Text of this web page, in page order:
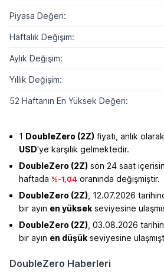
Piyasa Değeri:
Haftalık Değişim:
Aylık Değişim:
Yıllık Değişim:
52 Haftanın En Yüksek Değeri:
1 DoubleZero (2Z) fiyatı, anlık olarak
USD'ye karşılık gelmektedir.
DoubleZero (2Z) son 24 saat
haftada %-1,04 oranında değişmiştir.
DoubleZero (2Z) , 12.07.2026
bir ayın en yüksek seviyesine
DoubleZero (2Z) , 03.08.2026
bir ayın en düşük seviyesine
DoubleZero Haberleri